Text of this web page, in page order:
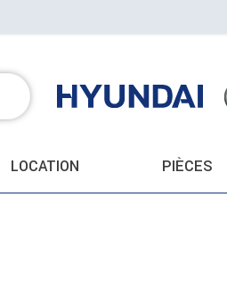
LOCATION PIÈCES